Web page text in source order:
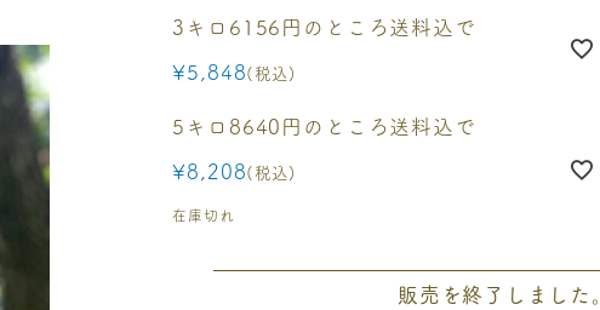
3キロ6156円のところ送料込で
¥5,848 税込
5キロ8640円のところ送料込で
¥8,208 税込
在庫切れ
販売を終了しました。